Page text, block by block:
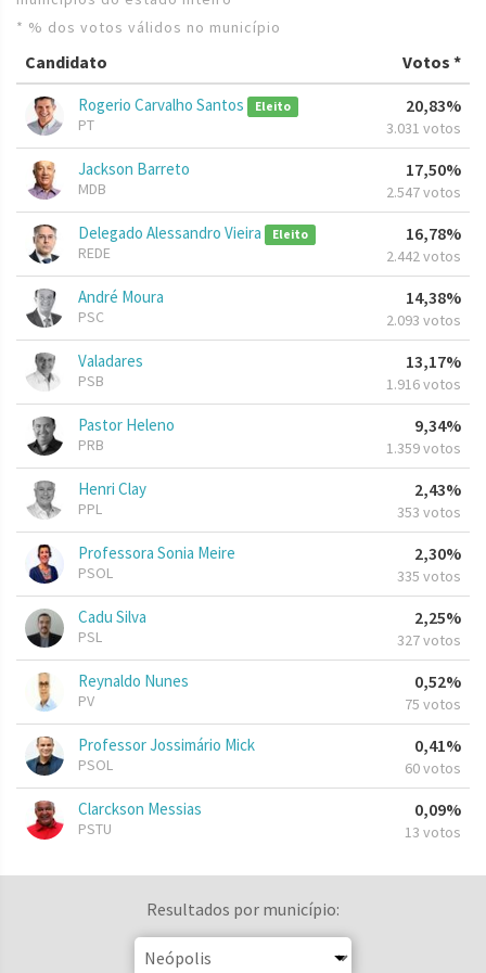
* % dos votos válidos no município
Candidato Votos *
Rogerio Carvalho Santos Eleito
PT
20,83%
3.031 votos
Jackson Barreto
MDB
17,50%
2.547 votos
Delegado Alessandro Vieira Eleito
REDE
16,78%
2.442 votos
André Moura
PSC
14,38%
2.093 votos
Valadares
PSB
13,17%
1.916 votos
Pastor Heleno
PRB
9,34%
1.359 votos
Henri Clay
PPL
2,43%
353 votos
Professora Sonia Meire
PSOL
2,30%
335 votos
Cadu Silva
PSL
2,25%
327 votos
Reynaldo Nunes
PV
0,52%
75 votos
Professor Jossimário Mick
PSOL
0,41%
60 votos
Clarckson Messias
PSTU
0,09%
13 votos
Resultados por município: